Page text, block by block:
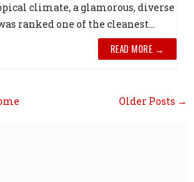
climate, a glamorous, diverse
ranked one of the cleanest...
READ MORE →
Older Posts →